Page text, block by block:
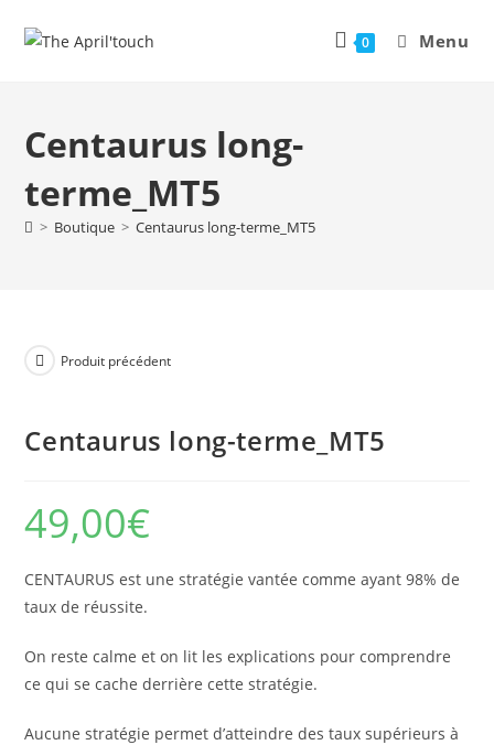
0 Menu
Centaurus long-
terme_MT5
> Boutique > Centaurus long-terme_MT5
Produit précédent
Centaurus long-terme_MT5
49,00€
CENTAURUS est une stratégie vantée comme ayant 98% de
taux de réussite.
On reste calme et on lit les explications pour comprendre
ce qui se cache derrière cette stratégie.
Aucune stratégie permet d’atteindre des taux supérieurs à